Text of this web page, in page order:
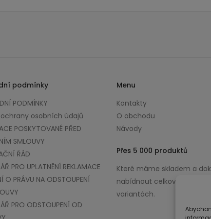
podmínky
PODMÍNKY
osobních údajů
POSKYTOVANÉ PŘED
SMLOUVY
ŘÁD
PRO UPLATNĚNÍ REKLAMACE
O PRÁVU NA ODSTOUPENÍ
PRO ODSTOUPENÍ OD
Menu
Kontakty
O obchodu
Návody
Přes 5 000 produktů
Které máme skladem a
nabídnout celkově až v 100
variantách.